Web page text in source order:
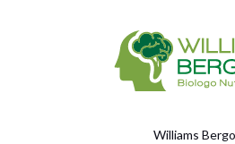
Williams